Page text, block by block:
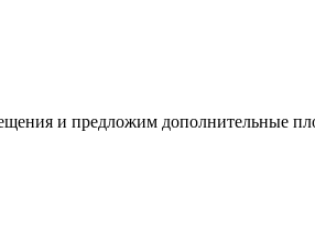
и предложим дополнительные